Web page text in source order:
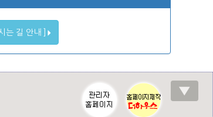
는 길 안내 ]
▼